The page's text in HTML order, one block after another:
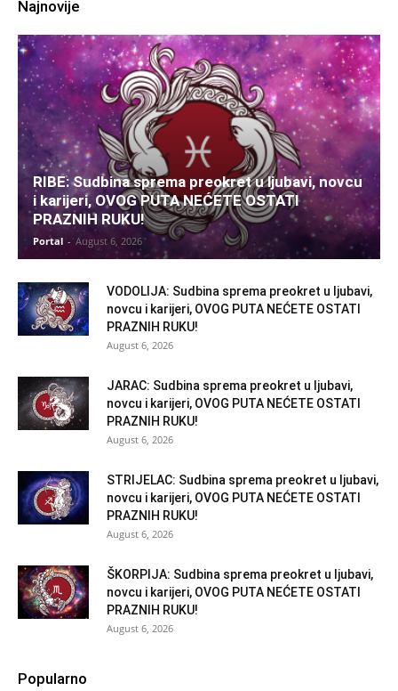
Najnovije
RIBE: Sudbina sprema preokret u ljubavi, novcu
i karijeri, OVOG PUTA NEĆETE OSTATI
PRAZNIH RUKU!
Portal - August 6, 2026
VODOLIJA: Sudbina sprema preokret u ljubavi,
novcu i karijeri, OVOG PUTA NEĆETE OSTATI
PRAZNIH RUKU!
August 6, 2026
JARAC: Sudbina sprema preokret u ljubavi,
novcu i karijeri, OVOG PUTA NEĆETE OSTATI
PRAZNIH RUKU!
August 6, 2026
STRIJELAC: Sudbina sprema preokret u ljubavi,
novcu i karijeri, OVOG PUTA NEĆETE OSTATI
PRAZNIH RUKU!
August 6, 2026
ŠKORPIJA: Sudbina sprema preokret u ljubavi,
novcu i karijeri, OVOG PUTA NEĆETE OSTATI
PRAZNIH RUKU!
August 6, 2026
Popularno